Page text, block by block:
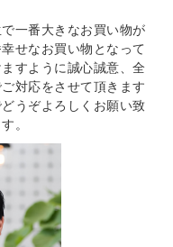
で一番大きなお買い物が
せなお買い物となって
すように誠心誠意、全
対応をさせて頂きます
うぞよろしくお願い致
。